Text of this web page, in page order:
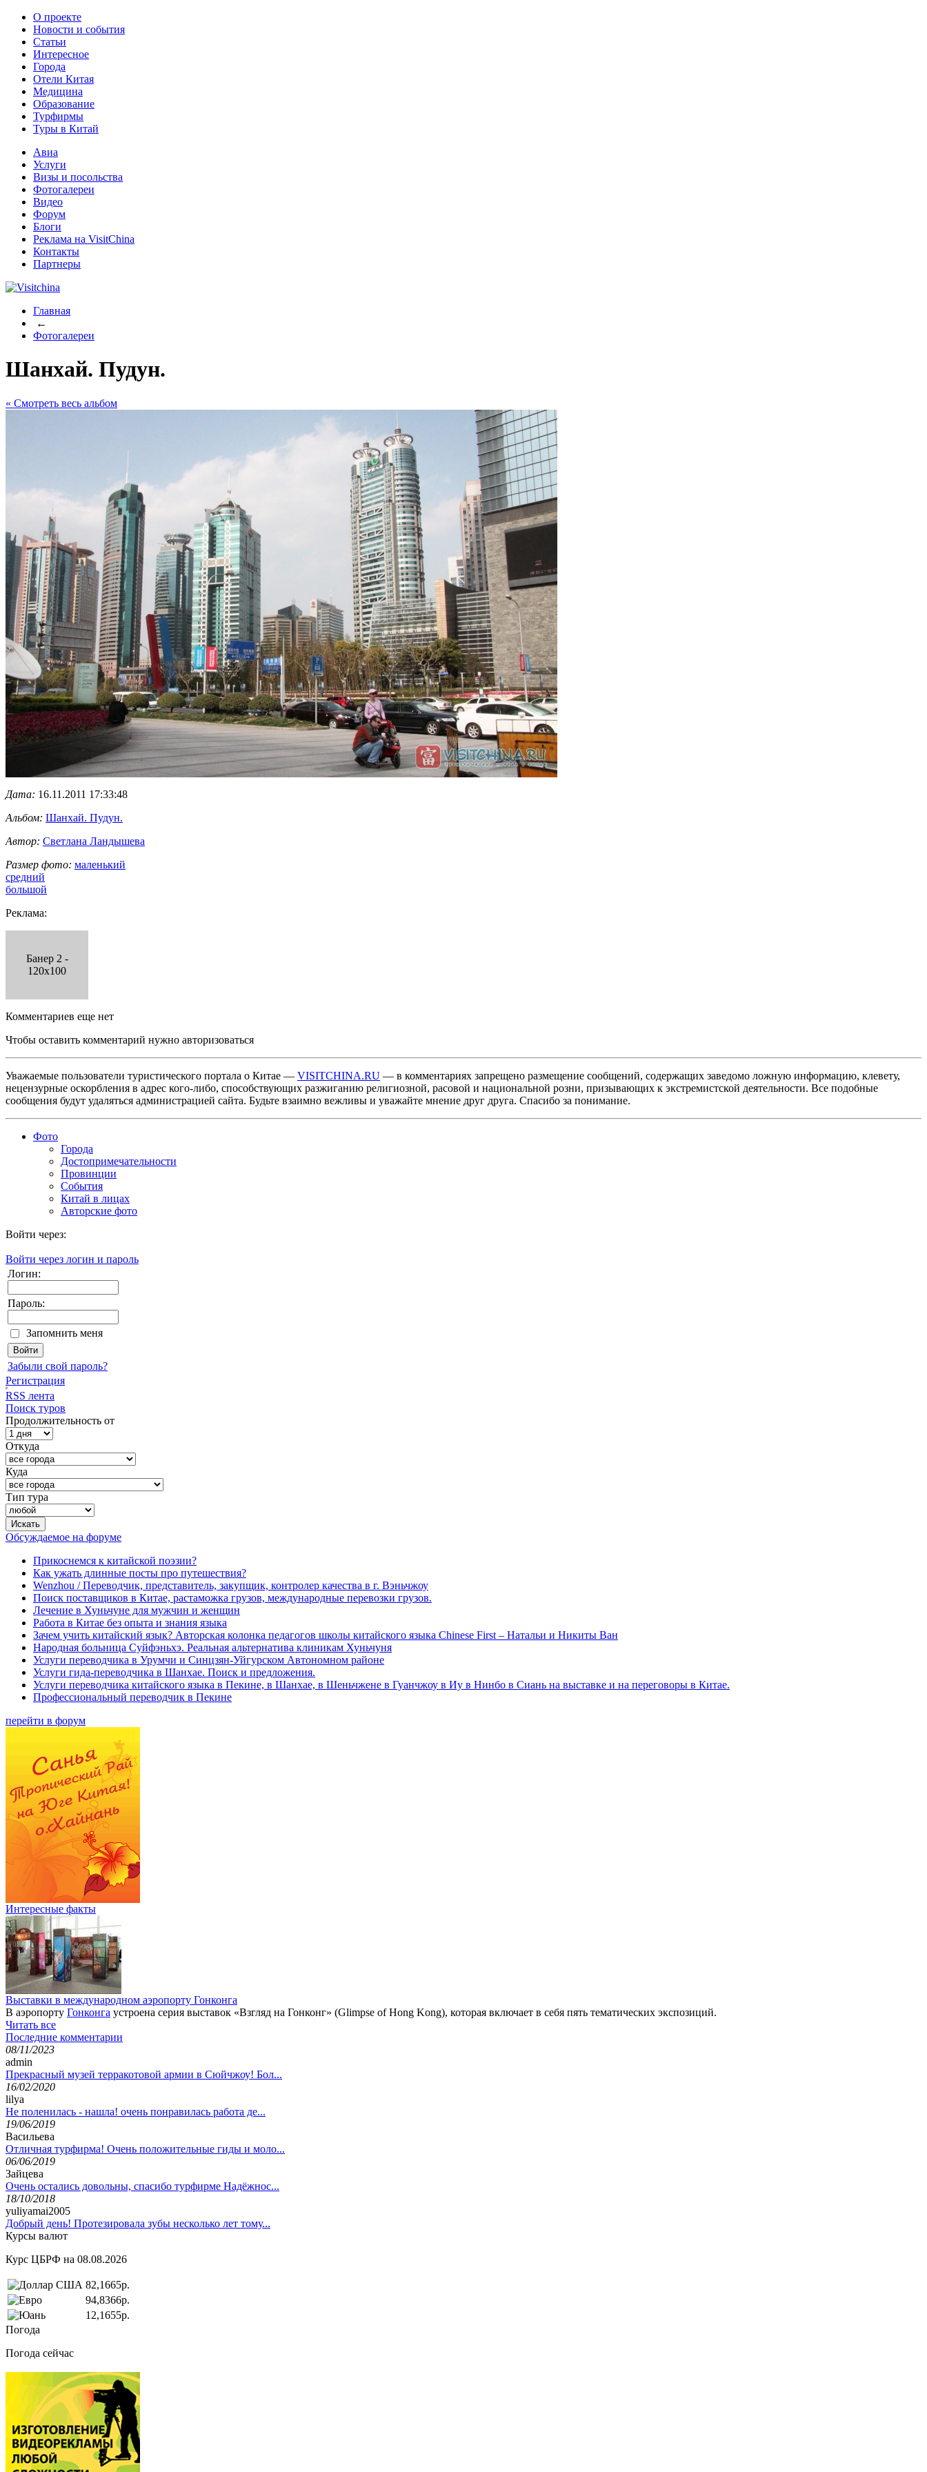
О проекте
Новости и события
Статьи
Интересное
Города
Отели Китая
Медицина
Образование
Турфирмы
Туры в Китай
Авиа
Услуги
Визы и посольства
Фотогалереи
Видео
Форум
Блоги
Реклама на VisitChina
Контакты
Партнеры
Главная
←
Фотогалереи
Шанхай. Пудун.
« Cмотреть весь альбом
Дата: 16.11.2011 17:33:48
Альбом: Шанхай. Пудун.
Автор: Светлана Ландышева
Размер фото: маленький
средний
большой
Реклама:
Банер 2 -
120x100
Комментариев еще нет
Чтобы оставить комментарий нужно авторизоваться
Уважаемые пользователи туристического портала о Китае — VISITCHINA.RU — в комментариях запрещено размещение сообщений, содержащих заведомо ложную информацию, клевету,
нецензурные оскорбления в адрес кого-либо, способствующих разжиганию религиозной, расовой и национальной розни, призывающих к экстремистской деятельности. Все подобные
сообщения будут удаляться администрацией сайта. Будьте взаимно вежливы и уважайте мнение друг друга. Спасибо за понимание.
Фото
Города
Достопримечательности
Провинции
События
Китай в лицах
Авторские фото
Войти через:
Войти через логин и пароль
Логин:
Пароль:
Запомнить меня
Забыли свой пароль?
Регистрация
RSS лента
Поиск туров
Продолжительность от
Откуда
Куда
Тип тура
Обсуждаемое на форуме
Прикоснемся к китайской поэзии?
Как ужать длинные посты про путешествия?
Wenzhou / Переводчик, представитель, закупщик, контролер качества в г. Вэньчжоу
Поиск поставщиков в Китае, растаможка грузов, международные перевозки грузов.
Лечение в Хуньчуне для мужчин и женщин
Работа в Китае без опыта и знания языка
Зачем учить китайский язык? Авторская колонка педагогов школы китайского языка Chinese First – Натальи и Никиты Ван
Народная больница Суйфэньхэ. Реальная альтернатива клиникам Хуньчуня
Услуги переводчика в Урумчи и Синцзян-Уйгурском Автономном районе
Услуги гида-переводчика в Шанхае. Поиск и предложения.
Услуги переводчика китайского языка в Пекине, в Шанхае, в Шеньчжене в Гуанчжоу в Иу в Нинбо в Сиань на выставке и на переговоры в Китае.
Профессиональный переводчик в Пекине
перейти в форум
Интересные факты
Выставки в международном аэропорту Гонконга
В аэропорту Гонконга устроена серия выставок «Взгляд на Гонконг» (Glimpse of Hong Kong), которая включает в себя пять тематических экспозиций.
Читать все
Последние комментарии
08/11/2023
admin
Прекрасный музей терракотовой армии в Сюйчжоу! Бол...
16/02/2020
lilya
Не поленилась - нашла! очень понравилась работа де...
19/06/2019
Васильева
Отличная турфирма! Очень положительные гиды и моло...
06/06/2019
Зайцева
Очень остались довольны, спасибо турфирме Надёжнос...
18/10/2018
yuliyamai2005
Добрый день! Протезировала зубы несколько лет тому...
Курсы валют
Курс ЦБРФ на 08.08.2026
82,1665р.
94,8366р.
12,1655р.
Погода
Погода сейчас